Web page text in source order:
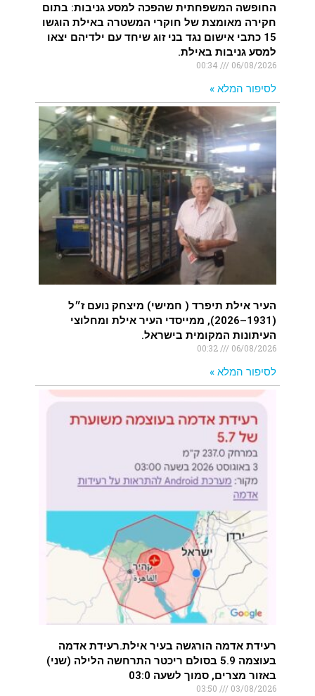
החופשה המשפחתית שהפכה למסע גניבות: בתום
חקירה מאומצת של חוקרי המשטרה באילת הוגשו
15 כתבי אישום נגד בני זוג שיחד עם ילדיהם יצאו
למסע גניבות באילת.
06/08/2026
לסיפור המלא »
העיר אילת תיפרד ( חמישי) מיצחק נועם ז״ל
(1931–2026), ממייסדי העיר אילת ומחלוצי
העיתונות המקומית בישראל.
06/08/2026
לסיפור המלא »
רעידת אדמה הורגשה בעיר אילת.רעידת אדמה
בעוצמה 5.9 בסולם ריכטר התרחשה הלילה (שני)
באזור מצרים, סמוך לשעה 03:0
03/08/2026